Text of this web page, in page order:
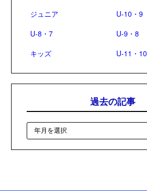
ジュニア
U-10・9
U-8・7
U-9・8
キッズ
U-11・10
過去の記事